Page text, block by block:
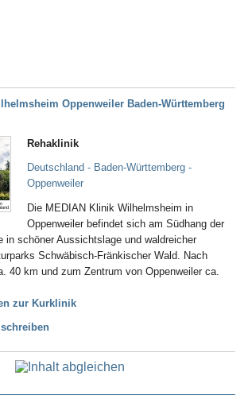
Oppenweiler Baden-Württemberg
Rehaklinik
Deutschland - Baden-Württemberg -
Oppenweiler
Die MEDIAN Klinik Wilhelmsheim in
Oppenweiler befindet sich am Südhang der
in schöner Aussichtslage und waldreicher
Schwäbisch-Fränkischer Wald. Nach
40 km und zum Zentrum von Oppenweiler ca.
zur Kurklinik